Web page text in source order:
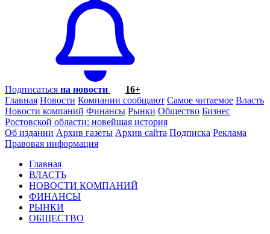
Подписаться на новости
16+
Главная Новости Компании сообщают Самое читаемое Власть
Новости компаний Финансы Рынки Общество Бизнес
Ростовской области: новейшая история
Об издании Архив газеты Архив сайта Подписка Реклама
Правовая информация
Главная
ВЛАСТЬ
НОВОСТИ КОМПАНИЙ
ФИНАНСЫ
РЫНКИ
ОБЩЕСТВО